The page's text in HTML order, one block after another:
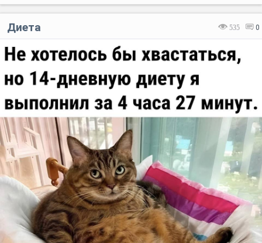
535 0
Диета